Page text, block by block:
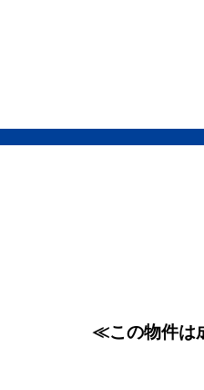
≪この物件は